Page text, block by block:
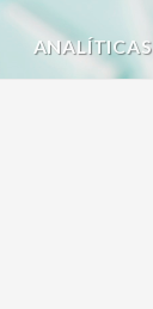
ANALÍTICAS